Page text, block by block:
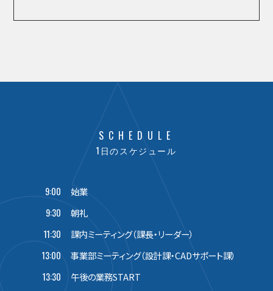
SCHEDULE
1日のスケジュール
9:00
始業
9:30
朝礼
11:30
課内ミーティング（課長・リーダー）
13:00
事業部ミーティング（設計課・CADサポート課）
13:30
午後の業務START